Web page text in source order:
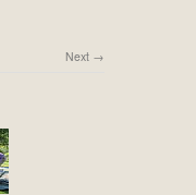
Next